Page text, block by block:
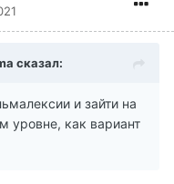
сказал:
и зайти на
уровне, как вариант